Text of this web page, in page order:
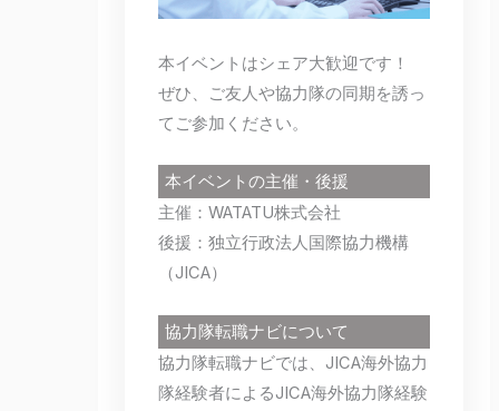
本イベントはシェア大歓迎です！
ぜひ、ご友人や協力隊の同期を誘っ
てご参加ください。
本イベントの主催・後援
主催：WATATU株式会社
後援：独立行政法人国際協力機構
（JICA）
協力隊転職ナビについて
協力隊転職ナビでは、JICA海外協力
隊経験者によるJICA海外協力隊経験